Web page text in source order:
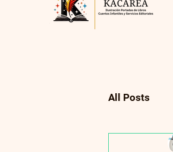
All Posts
Religión